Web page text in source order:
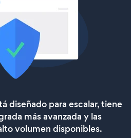
diseñado para escalar, tiene
más avanzada y las
volumen disponibles.